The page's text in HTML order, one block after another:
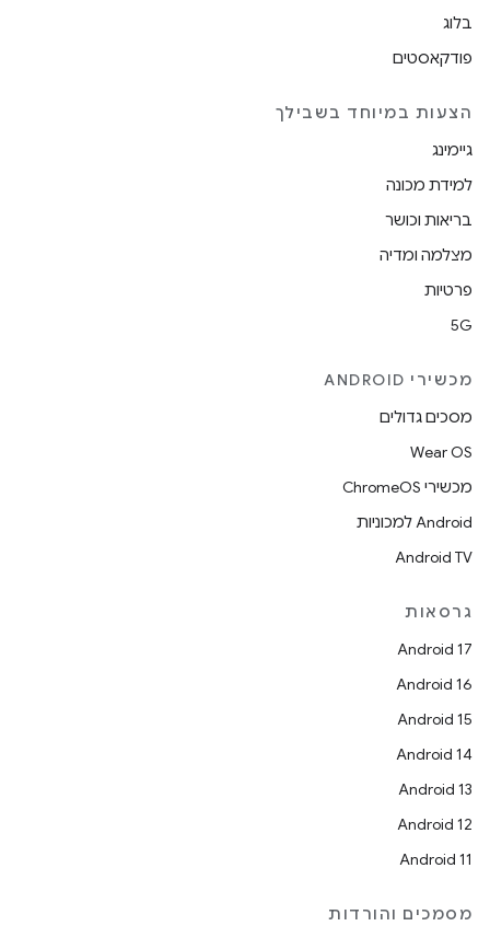
בלוג
פודקאסטים
הצעות במיוחד בשבילך
גיימינג
למידת מכונה
בריאות וכושר
מצלמה ומדיה
פרטיות
5G
מכשירי ANDROID
מסכים גדולים
Wear OS
מכשירי ChromeOS
Android למכוניות
Android TV
גרסאות
Android 17
Android 16
Android 15
Android 14
Android 13
Android 12
Android 11
מסמכים והורדות